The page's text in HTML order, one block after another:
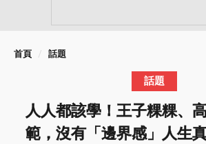
首頁 話題
話題
人人都該學！王子粿粿、
範，沒有「邊界感」人生